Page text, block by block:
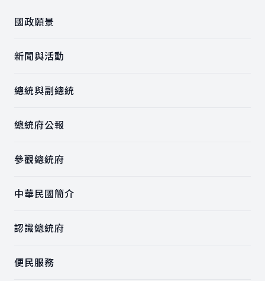
國政願景
新聞與活動
總統與副總統
總統府公報
參觀總統府
中華民國簡介
認識總統府
便民服務